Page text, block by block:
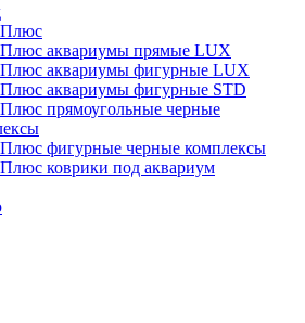
аквариумы прямые LUX
аквариумы фигурные LUX
аквариумы фигурные STD
прямоугольные черные
фигурные черные комплексы
коврики под аквариум